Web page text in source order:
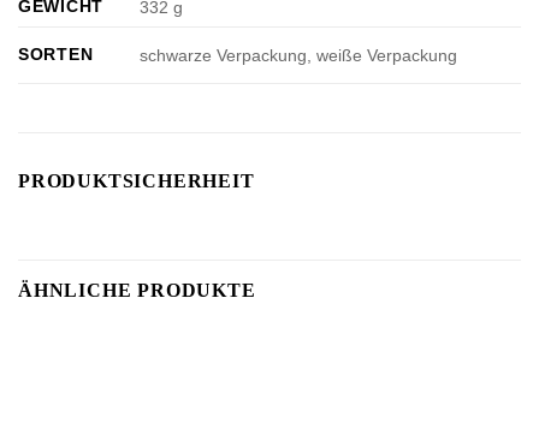
GEWICHT 332 g
SORTEN schwarze Verpackung, weiße Verpackung
PRODUKTSICHERHEIT
ÄHNLICHE PRODUKTE